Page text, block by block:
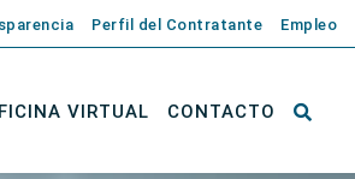
Perfil del Contratante Empleo
VIRTUAL CONTACTO